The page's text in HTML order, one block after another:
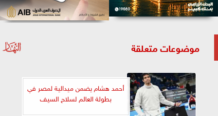
موضوعات متعلقة
أحمد هشام يضمن ميدالية لمصر في
بطولة العالم لسلاح السيف